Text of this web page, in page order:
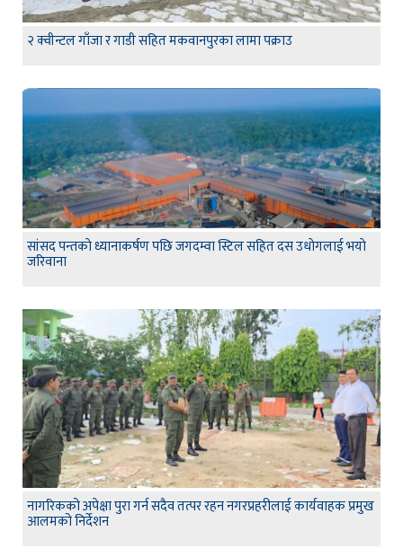
२ क्वीन्टल गाँजा र गाडी सहित मकवानपुरका लामा पक्राउ
सांसद पन्तकाे ध्यानाकर्षण पछि जगदम्वा स्टिल सहित दस उधाेगलाई भयाे
जरिवाना
नागरिकको अपेक्षा पुरा गर्न सदैव तत्पर रहन नगरप्रहरीलाई कार्यवाहक प्रमुख
आलमको निर्देशन